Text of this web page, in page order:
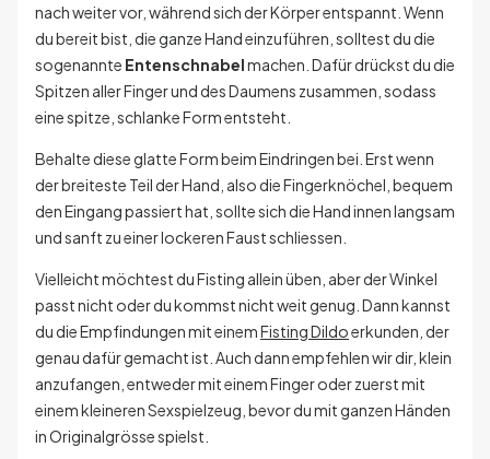
nach weiter vor, während sich der Körper entspannt. Wenn
du bereit bist, die ganze Hand einzuführen, solltest du die
sogenannte Entenschnabelmachen. Dafür drückst du die
Spitzen aller Finger und des Daumens zusammen, sodass
eine spitze, schlanke Form entsteht.
Behalte diese glatte Form beim Eindringen bei. Erst wenn
der breiteste Teil der Hand, also die Fingerknöchel, bequem
den Eingang passiert hat, sollte sich die Hand innen langsam
und sanft zu einer lockeren Faust schliessen.
Vielleicht möchtest du Fisting allein üben, aber der Winkel
passt nicht oder du kommst nicht weit genug. Dann kannst
du die Empfindungen mit einemFisting Dildoerkunden, der
genau dafür gemacht ist. Auch dann empfehlen wir dir, klein
anzufangen, entweder mit einem Finger oder zuerst mit
einem kleineren Sexspielzeug, bevor du mit ganzen Händen
in Originalgrösse spielst.